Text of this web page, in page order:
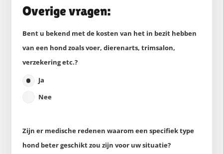
Overige vragen:
Bent u bekend met de kosten van het in bezit hebben
van een hond zoals voer, dierenarts, trimsalon,
verzekering etc.?
Ja
Nee
Zijn er medische redenen waarom een specifiek type
hond beter geschikt zou zijn voor uw situatie?